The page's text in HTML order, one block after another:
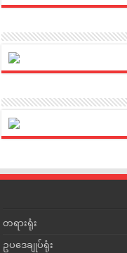
တရားရုံး
ဥပဒေချုပ်ရုံး